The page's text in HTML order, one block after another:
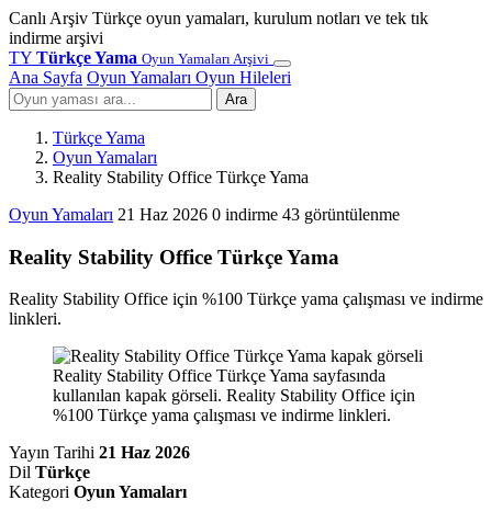
Canlı Arşiv Türkçe oyun yamaları, kurulum notları ve tek tık
indirme arşivi
TY Türkçe Yama Oyun Yamaları Arşivi
Ana Sayfa Oyun Yamaları Oyun Hileleri
Ara
Türkçe Yama
Oyun Yamaları
Reality Stability Office Türkçe Yama
Oyun Yamaları 21 Haz 2026 0 indirme 43 görüntülenme
Reality Stability Office Türkçe Yama
Reality Stability Office için %100 Türkçe yama çalışması ve indirme
linkleri.
Reality Stability Office Türkçe Yama sayfasında
kullanılan kapak görseli. Reality Stability Office için
%100 Türkçe yama çalışması ve indirme linkleri.
Yayın Tarihi 21 Haz 2026
Dil Türkçe
Kategori Oyun Yamaları